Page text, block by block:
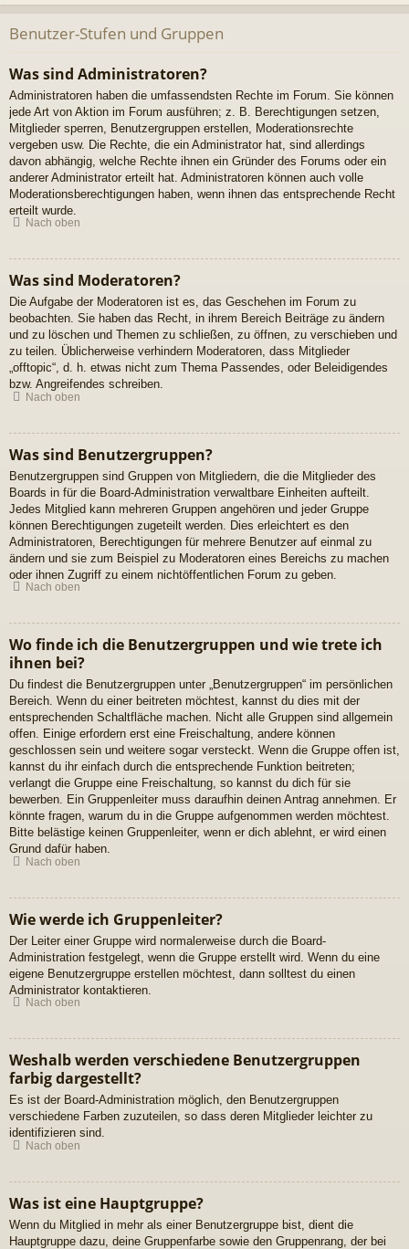
Benutzer-Stufen und Gruppen
Was sind Administratoren?
Administratoren haben die umfassendsten Rechte im Forum. Sie können
jede Art von Aktion im Forum ausführen; z. B. Berechtigungen setzen,
Mitglieder sperren, Benutzergruppen erstellen, Moderationsrechte
vergeben usw. Die Rechte, die ein Administrator hat, sind allerdings
davon abhängig, welche Rechte ihnen ein Gründer des Forums oder ein
anderer Administrator erteilt hat. Administratoren können auch volle
Moderationsberechtigungen haben, wenn ihnen das entsprechende Recht
erteilt wurde.
Nach oben
Was sind Moderatoren?
Die Aufgabe der Moderatoren ist es, das Geschehen im Forum zu
beobachten. Sie haben das Recht, in ihrem Bereich Beiträge zu ändern
und zu löschen und Themen zu schließen, zu öffnen, zu verschieben und
zu teilen. Üblicherweise verhindern Moderatoren, dass Mitglieder
„offtopic“, d. h. etwas nicht zum Thema Passendes, oder Beleidigendes
bzw. Angreifendes schreiben.
Nach oben
Was sind Benutzergruppen?
Benutzergruppen sind Gruppen von Mitgliedern, die die Mitglieder des
Boards in für die Board-Administration verwaltbare Einheiten aufteilt.
Jedes Mitglied kann mehreren Gruppen angehören und jeder Gruppe
können Berechtigungen zugeteilt werden. Dies erleichtert es den
Administratoren, Berechtigungen für mehrere Benutzer auf einmal zu
ändern und sie zum Beispiel zu Moderatoren eines Bereichs zu machen
oder ihnen Zugriff zu einem nichtöffentlichen Forum zu geben.
Nach oben
Wo finde ich die Benutzergruppen und wie trete ich
ihnen bei?
Du findest die Benutzergruppen unter „Benutzergruppen“ im persönlichen
Bereich. Wenn du einer beitreten möchtest, kannst du dies mit der
entsprechenden Schaltfläche machen. Nicht alle Gruppen sind allgemein
offen. Einige erfordern erst eine Freischaltung, andere können
geschlossen sein und weitere sogar versteckt. Wenn die Gruppe offen ist,
kannst du ihr einfach durch die entsprechende Funktion beitreten;
verlangt die Gruppe eine Freischaltung, so kannst du dich für sie
bewerben. Ein Gruppenleiter muss daraufhin deinen Antrag annehmen. Er
könnte fragen, warum du in die Gruppe aufgenommen werden möchtest.
Bitte belästige keinen Gruppenleiter, wenn er dich ablehnt, er wird einen
Grund dafür haben.
Nach oben
Wie werde ich Gruppenleiter?
Der Leiter einer Gruppe wird normalerweise durch die Board-
Administration festgelegt, wenn die Gruppe erstellt wird. Wenn du eine
eigene Benutzergruppe erstellen möchtest, dann solltest du einen
Administrator kontaktieren.
Nach oben
Weshalb werden verschiedene Benutzergruppen
farbig dargestellt?
Es ist der Board-Administration möglich, den Benutzergruppen
verschiedene Farben zuzuteilen, so dass deren Mitglieder leichter zu
identifizieren sind.
Nach oben
Was ist eine Hauptgruppe?
Wenn du Mitglied in mehr als einer Benutzergruppe bist, dient die
Hauptgruppe dazu, deine Gruppenfarbe sowie den Gruppenrang, der bei